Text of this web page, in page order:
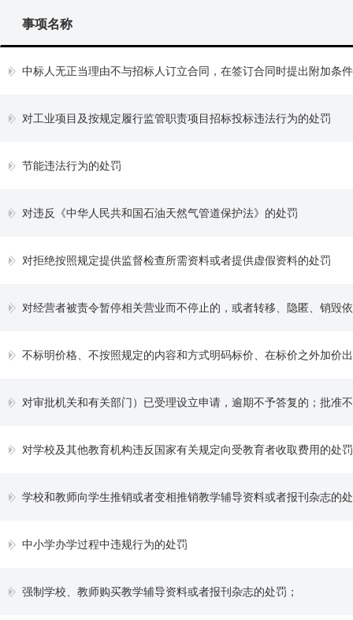
事项名称
中标人无正当理由不与招标人订立合同，在签订合同时提出附加条件
对工业项目及按规定履行监管职责项目招标投标违法行为的处罚
节能违法行为的处罚
对违反《中华人民共和国石油天然气管道保护法》的处罚
对拒绝按照规定提供监督检查所需资料或者提供虚假资料的处罚
对经营者被责令暂停相关营业而不停止的，或者转移、隐匿、销毁
不标明价格、不按照规定的内容和方式明码标价、在标价之外加价出售商品或者收取未标明的费用、不能提供降价记录或者有关核定
对审批机关和有关部门）已受理设立申请，逾期不予答复的；批准不符合本法规定条件申请的；疏于管理，造成严重后果的；违反国家
对学校及其他教育机构违反国家有关规定向受教育者收取费用的处罚
学校和教师向学生推销或者变相推销教学辅导资料或者报刊杂志的
中小学办学过程中违规行为的处罚
强制学校、教师购买教学辅导资料或者报刊杂志的处罚；